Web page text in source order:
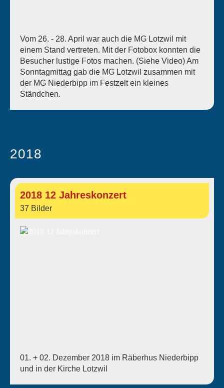
Vom 26. - 28. April war auch die MG Lotzwil mit
einem Stand vertreten. Mit der Fotobox konnten die
Besucher lustige Fotos machen. (Siehe Video) Am
Sonntagmittag gab die MG Lotzwil zusammen mit
der MG Niederbipp im Festzelt ein kleines
Ständchen.
2018
2018 12 Jahreskonzert
37 Bilder
01. + 02. Dezember 2018 im Räberhus Niederbipp
und in der Kirche Lotzwil